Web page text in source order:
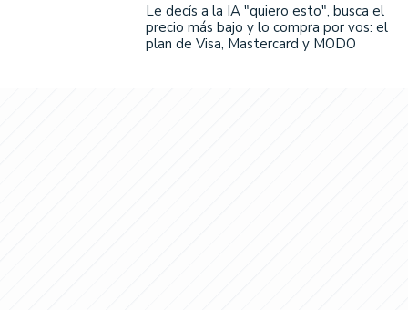
Le decís a la IA "quiero esto", busca el
precio más bajo y lo compra por vos: el
plan de Visa, Mastercard y MODO